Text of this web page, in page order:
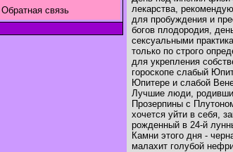
Обратная связь
лекарства,
для пробуждения и
богов плодородия,
сексуальными
только по строго
для укрепления
гороскопе слабый
Юпитере и слабой
Лучшие люди,
Прозерпины с
хочется уйти в себя,
рожденный в 24-й
Камни этого дня -
малахит голубой